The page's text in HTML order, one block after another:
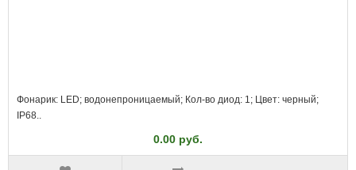
Фонарик: LED; водонепроницаемый; Кол-во диод: 1; Цвет: черный;
IP68..
0.00 руб.